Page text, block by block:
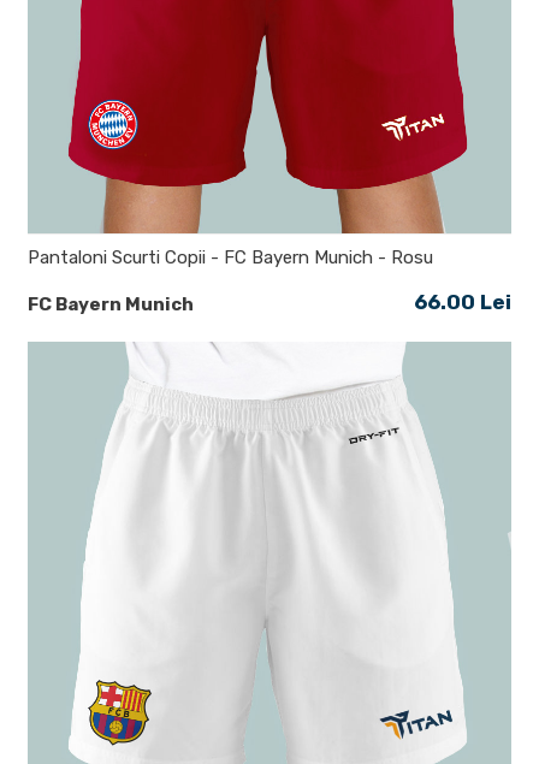
FC Bayern Munich
Pantaloni Scurti Copii - FC Bayern Munich - Rosu
66.00 Lei